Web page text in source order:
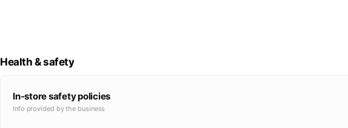
Health & safety
In-store safety policies
Info provided by the business